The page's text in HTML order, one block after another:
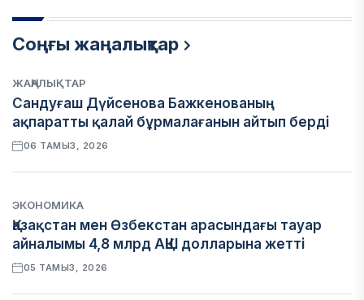
Соңғы жаңалықтар
ЖАҢАЛЫҚТАР
Сандуғаш Дүйсенова Бажкенованың
ақпаратты қалай бұрмалағанын айтып берді
06 ТАМЫЗ, 2026
ЭКОНОМИКА
Қазақстан мен Өзбекстан арасындағы тауар
айналымы 4,8 млрд АҚШ долларына жетті
05 ТАМЫЗ, 2026